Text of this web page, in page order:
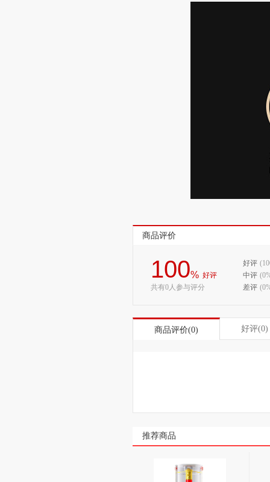
商品评价
100% 好评
共有0人参与评分
好评
中评
差评
商品评价(0) 好评(0)
推荐商品